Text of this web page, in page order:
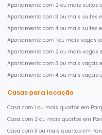
Apartamento com 2 ou mais suites
Apartamento com 3 ou mais suites
Apartamento com 4 ou mais suites
Apartamento com 1 ou mais vagas
Apartamento com 2 ou mais vagas
Apartamento com 3 ou mais vagas
Apartamento com 4 ou mais vagas
Casas para locação
Casa com 1 ou mais quartos em
Casa com 2 ou mais quartos em
Casa com 3 ou mais quartos em